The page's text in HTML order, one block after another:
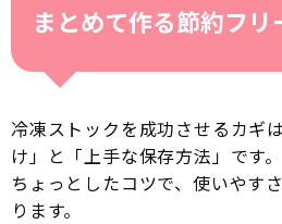
まとめて作る節約フ
冷凍ストックを成功させるカギ
け」と「上手な保存方法」です。
ちょっとしたコツで、使いやす
ります。